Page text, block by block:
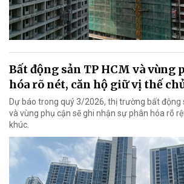
Bất động sản TP HCM và vùng
hóa rõ nét, căn hộ giữ vị thế
Dự báo trong quý 3/2026, thị trường bất động
và vùng phụ cận sẽ ghi nhận sự phân hóa rõ
khúc.